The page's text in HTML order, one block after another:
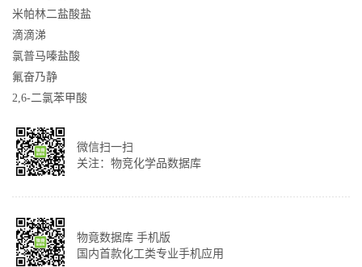
米帕林二盐酸盐
滴滴涕
氯普马嗪盐酸
氟奋乃静
2,6-二氯苯甲酸
微信扫一扫
关注：物竞化学品数据库
物竟数据库 手机版
国内首款化工类专业手机应用